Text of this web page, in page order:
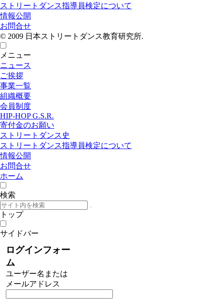
ストリートダンス指導員検定について
情報公開
お問合せ
© 2009 日本ストリートダンス教育研究所.
メニュー
ニュース
ご挨拶
事業一覧
組織概要
会員制度
HIP-HOP G.S.R.
寄付金のお願い
ストリートダンス史
ストリートダンス指導員検定について
情報公開
お問合せ
ホーム
検索
トップ
サイドバー
ログインフォー
ム
ユーザー名または
メールアドレス